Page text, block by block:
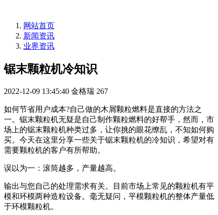
网站首页
新闻资讯
业界资讯
锯末颗粒机冷知识
2022-12-09 13:45:40 金格瑞 267
如何节省用户成本?自己做的木屑颗粒燃料是直接的方法之
一。锯末颗粒机无疑是自己制作颗粒燃料的好帮手，然而，市
场上的锯末颗粒机种类过多，让你挑的眼花缭乱，不知如何购
买。今天在这里分享一些关于锯末颗粒机的冷知识，希望对有
需要颗粒机的客户有所帮助。
误以为一：滚筒越多，产量越高。
输出与您自己的处理需求有关。目前市场上常见的颗粒机有平
模和环模两种造粒设备。毫无疑问，平模颗粒机的整体产量低
于环模颗粒机。